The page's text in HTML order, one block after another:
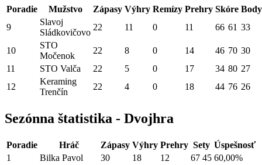
Poradie Mužstvo Zápasy Výhry Remízy Prehry Skóre Body
9
Slavoj
Sládkovičovo
22 11 0 11 66 61 33
10
STO
Močenok
22 8 0 14 46 70 30
11
STO Valča 22 5 0 17 34 80 27
12
Keraming
Trenčín
22 4 0 18 44 76 26
Sezónna štatistika - Dvojhra
Poradie Hráč Zápasy Výhry Prehry Sety Úspešnosť
1
Bilka Pavol 30 18 12 67 45 60,00%